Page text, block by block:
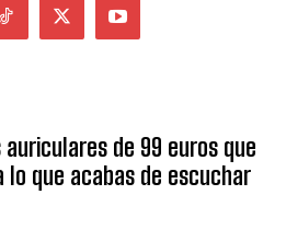
de 99 euros que
lo que acabas de escuchar